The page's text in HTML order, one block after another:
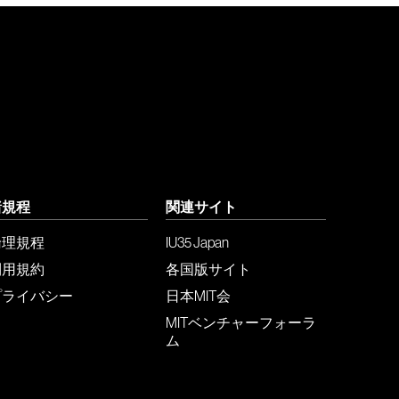
程
規程
規約
イバシー
関連サイト
IU35 Japan
各国版サイト
日本MIT会
MITベンチャーフォーラ
ム